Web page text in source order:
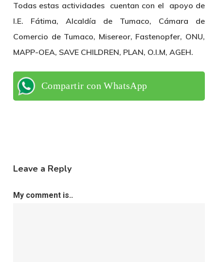
Todas estas actividades cuentan con el apoyo de
I.E. Fátima, Alcaldía de Tumaco, Cámara de
Comercio de Tumaco, Misereor, Fastenopfer, ONU,
MAPP-OEA, SAVE CHILDREN, PLAN, O.I.M, AGEH.
Compartir con WhatsApp
Leave a Reply
My comment is..